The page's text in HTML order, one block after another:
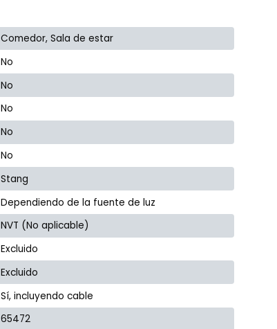
Comedor, Sala de estar
No
No
No
No
No
Stang
Dependiendo de la fuente de luz
NVT (No aplicable)
Excluido
Excluido
Sí, incluyendo cable
65472